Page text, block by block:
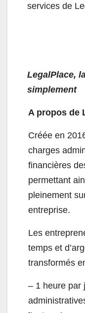
services de
LegalPlace,
simplement
A propos de
Créée en
charges
financières
permettant
pleinement
entreprise.
Les
temps et
transformés
– 1 heure par